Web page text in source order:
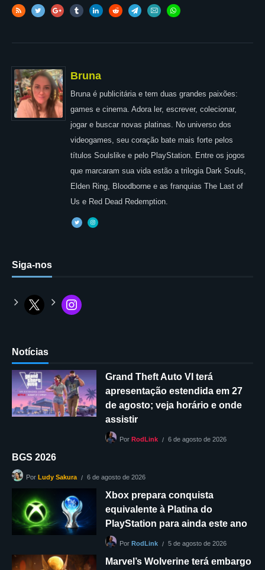
Bruna
Bruna é publicitária e tem duas grandes paixões:
games e cinema. Adora ler, escrever, colecionar,
jogar e buscar novas platinas. No universo dos
videogames, seu coração bate mais forte pelos
títulos Soulslike e pelo PlayStation. Entre os jogos
que marcaram sua vida estão a trilogia Dark Souls,
Elden Ring, Bloodborne e as franquias The Last of
Us e Red Dead Redemption.
Siga-nos
Notícias
Grand Theft Auto VI terá
apresentação estendida em 27
de agosto; veja horário e onde
assistir
Por RodLink 6 de agosto de 2026
BGS 2026
Por Ludy Sakura 6 de agosto de 2026
Xbox prepara conquista
equivalente à Platina do
PlayStation para ainda este ano
Por RodLink 5 de agosto de 2026
Marvel’s Wolverine terá embargo